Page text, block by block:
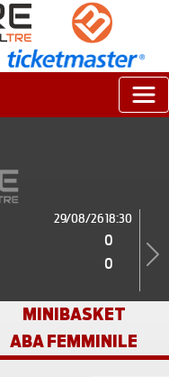
29/08/26 18:30
0
0 Next
MINIBASKET
ABA FEMMINILE